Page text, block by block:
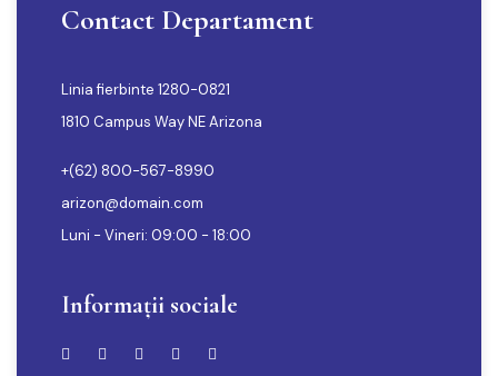
Contact Departament
Linia fierbinte 1280-0821
1810 Campus Way NE Arizona
+(62) 800-567-8990
arizon@domain.com
Luni - Vineri: 09:00 - 18:00
Informații sociale